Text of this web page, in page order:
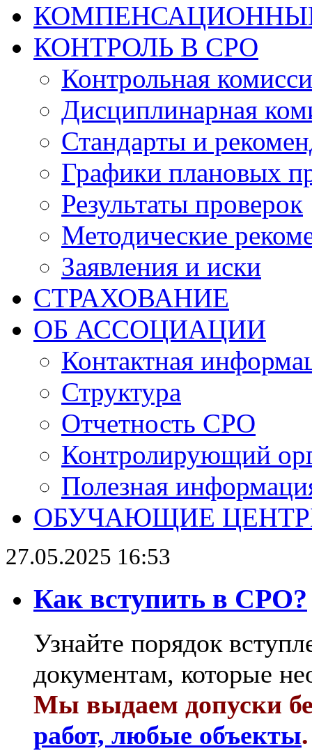
КОНТРОЛЬ В СРО
Контрольная
Дисциплинарная
Стандарты и
Графики плановых
Результаты проверок
Методические
Заявления и иски
СТРАХОВАНИЕ
ОБ АССОЦИАЦИИ
Контактная
Структура
Отчетность СРО
Контролирующий
Полезная
ОБУЧАЮЩИЕ
27.05.2025 16:53
Как вступить в СРО?
Узнайте порядок
документам, которые
Мы выдаем допуски
работ, любые объекты.